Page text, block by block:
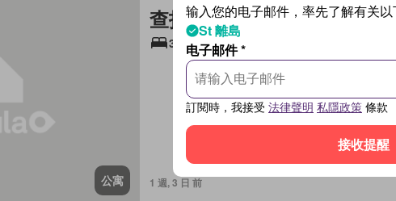
公寓
查找
3 臥室 2 浴室
1 週, 3 日 前
输入您的电子邮件，率先了解有关以
St 離島
电子邮件 *
訂閱時，我接受 法律聲明 私隱政策 條款
接收提醒